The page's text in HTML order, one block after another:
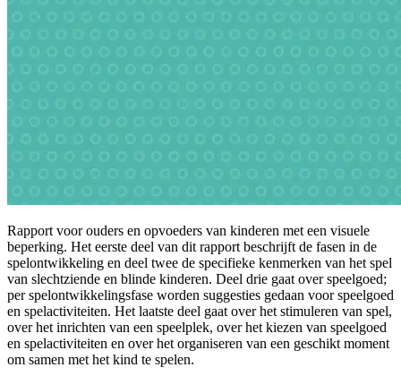
Rapport voor ouders en opvoeders van kinderen met een visuele
beperking. Het eerste deel van dit rapport beschrijft de fasen in de
spelontwikkeling en deel twee de specifieke kenmerken van het spel
van slechtziende en blinde kinderen. Deel drie gaat over speelgoed;
per spelontwikkelingsfase worden suggesties gedaan voor speelgoed
en spelactiviteiten. Het laatste deel gaat over het stimuleren van spel,
over het inrichten van een speelplek, over het kiezen van speelgoed
en spelactiviteiten en over het organiseren van een geschikt moment
om samen met het kind te spelen.